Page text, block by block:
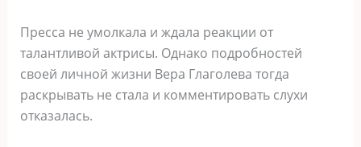
Пресса не умолкала и ждала реакции от
талантливой актрисы. Однако подробностей
своей личной жизни Вера Глаголева тогда
раскрывать не стала и комментировать слухи
отказалась.